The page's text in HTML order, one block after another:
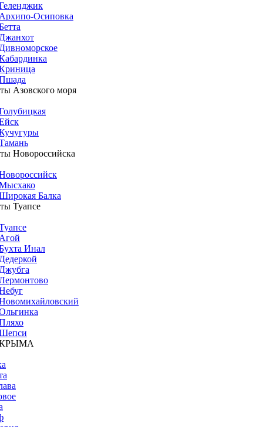
Осиповка
Азовского моря
Новороссийска
Балка
Туапсе
Инал